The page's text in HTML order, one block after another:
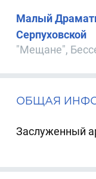
Малый
Серпуховской
"Мещане",
ОБЩАЯ
Заслуженный